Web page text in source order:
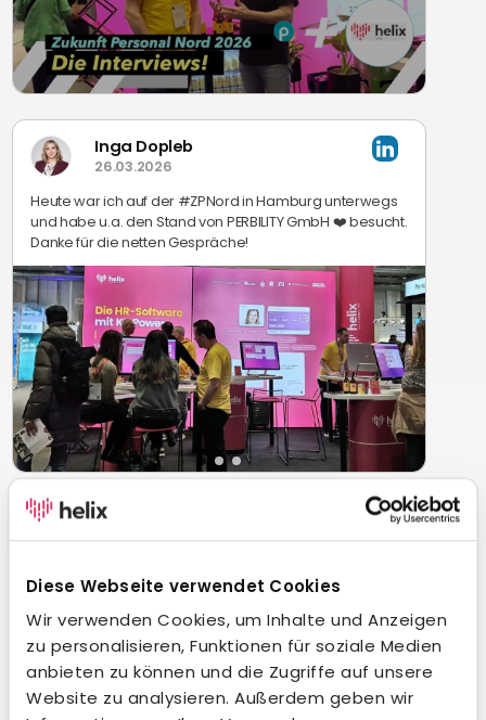
Diese Webseite verwendet Cookies
Wir verwenden Cookies, um Inhalte und Anzeigen
zu personalisieren, Funktionen für soziale Medien
anbieten zu können und die Zugriffe auf unsere
Website zu analysieren. Außerdem geben wir
Inga Dopleb
26.03.2026
Heute war ich auf der #ZPNord in Hamburg unterwegs
und habe u.a. den Stand von PERBILITY GmbH ❤️ besucht.
Danke für die netten Gespräche!
Jirko Börsch
19.03.2026
Zwei spannende und inspirierende Tage beim
2026“ liegen hinter mir 🙌.
Neben vielen wertvollen Impulsen rund um Recruiting
und Bewerbermanag...more